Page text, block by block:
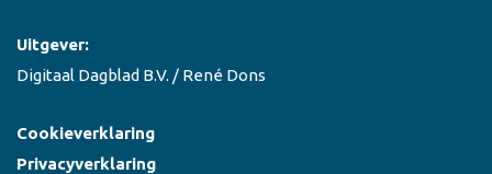
Uitgever:
Digitaal Dagblad B.V. / René Dons
Cookieverklaring
Privacyverklaring